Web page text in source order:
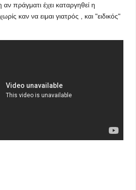
πράγματι έχει καταργηθεί η
καν να ειμαι γιατρός , και "ειδικός"